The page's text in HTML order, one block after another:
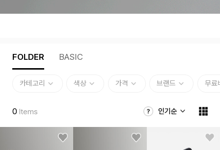
FOLDER BASIC
카테고리 색상 가격 브랜드 무료
0 Items 인기순